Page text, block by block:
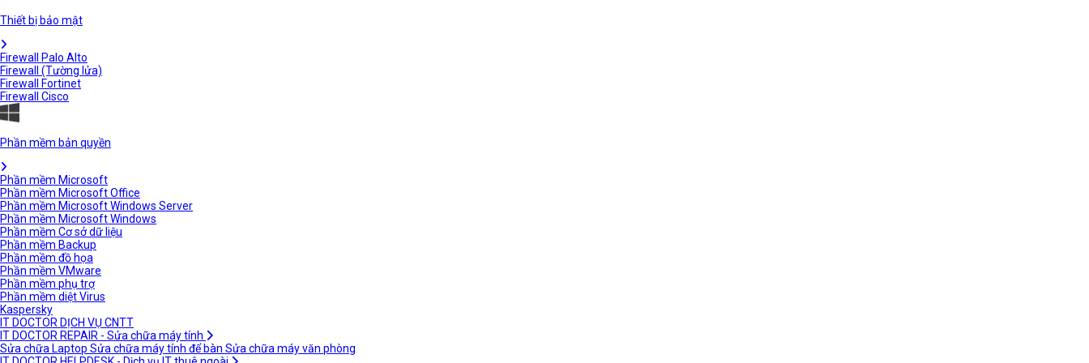
Thiết bị bảo mật
Firewall Palo Alto
Firewall (Tường lửa)
Firewall Fortinet
Firewall Cisco
Phần mềm bản quyền
Phần mềm Microsoft
Phần mềm Microsoft Office
Phần mềm Microsoft Windows Server
Phần mềm Microsoft Windows
Phần mềm Cơ sở dữ liệu
Phần mềm Backup
Phần mềm đồ họa
Phần mềm VMware
Phần mềm phụ trợ
Phần mềm diệt Virus
Kaspersky
IT DOCTOR DỊCH VỤ CNTT
IT DOCTOR REPAIR - Sửa chữa máy tính
Sửa chữa Laptop Sửa chữa máy tính để bàn Sửa chữa máy văn phòng